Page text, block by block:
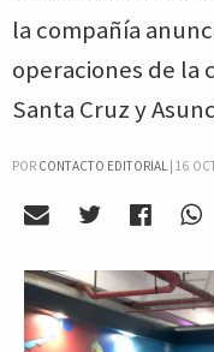
la compañía
operaciones de la
Santa Cruz y
POR CONTACTO EDITORIAL| 16